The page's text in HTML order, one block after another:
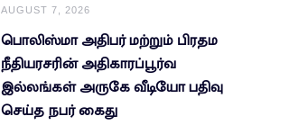
AUGUST 7, 2026
பொலிஸ்மா அதிபர் மற்றும் பிரதம
நீதியரசரின் அதிகாரப்பூர்வ
இல்லங்கள் அருகே வீடியோ பதிவு
செய்த நபர் கைது